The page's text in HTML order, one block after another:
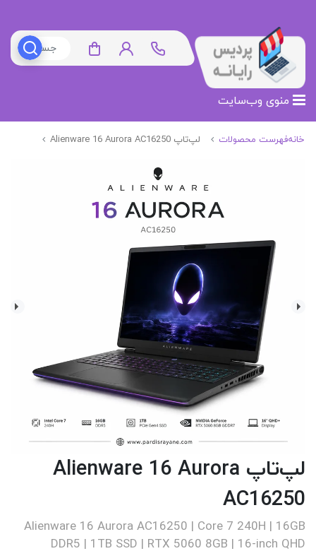
خانهفهرست محصولات لپ‌تاپ Alienware 16 Aurora AC16250
لپ‌تاپ Alienware 16 Aurora
AC16250
Alienware 16 Aurora AC16250 | Core 7 240H | 16GB
DDR5 | 1TB SSD | RTX 5060 8GB | 16-inch QHD